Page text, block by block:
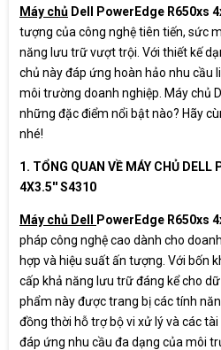
Công kết nối
hình hệ
Nút và
nhận
thái sức
status).
Khay ổ
(Small
SAS/SATA
Cổng
RJ-45
từ xa.
Cổng
nối màn
Cổng
Khe cắm
PCIe 3.0
chính,
mạng tốc
hoặc các
Máy chủ Dell PowerEdge R650xs
tượng của công nghệ tiên tiến, sức
năng lưu trữ vượt trội. Với thiết kế
chủ này đáp ứng hoàn hảo nhu cầu
môi trường doanh nghiệp. Máy chủ
những đặc điểm nổi bật nào? Hãy
nhé!
1. TỔNG QUAN VỀ MÁY CHỦ DELL
4X3.5'' S4310
Máy chủ Dell PowerEdge R650xs
pháp công nghệ cao dành cho
hợp và hiệu suất ấn tượng. Với bốn
cấp khả năng lưu trữ đáng kể cho
phẩm này được trang bị các tính
đồng thời hỗ trợ bộ vi xử lý và các
đáp ứng nhu cầu đa dạng của môi